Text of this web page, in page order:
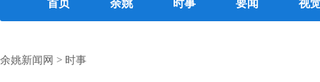
首页 余姚 时事 要闻 视
余姚新闻网 > 时事